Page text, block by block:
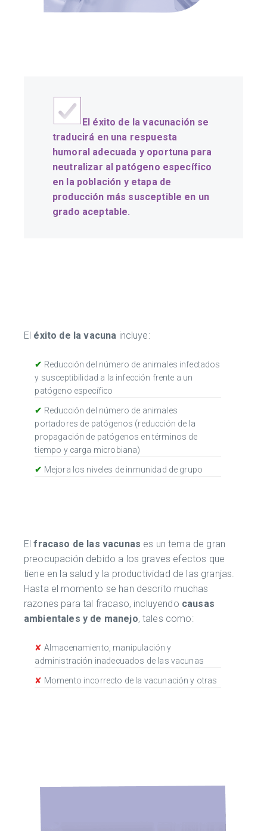
El éxito de la vacunación se
traducirá en una respuesta
humoral adecuada y oportuna para
neutralizar al patógeno específico
en la población y etapa de
producción más susceptible en un
grado aceptable.
El éxito de la vacuna incluye:
✔ Reducción del número de animales infectados
y susceptibilidad a la infección frente a un
patógeno específico
✔ Reducción del número de animales
portadores de patógenos (reducción de la
propagación de patógenos en términos de
tiempo y carga microbiana)
✔ Mejora los niveles de inmunidad de grupo
Elfracaso de las vacunas es un tema de gran
preocupación debido a los graves efectos que
tiene en la salud y la productividad de las granjas.
Hasta el momento se han descrito muchas
razones para tal fracaso, incluyendo causas
ambientales y de manejo, tales como:
✘ Almacenamiento, manipulación y
administración inadecuados de las vacunas
✘ Momento incorrecto de la vacunación y otras